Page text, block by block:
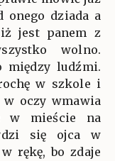
onego dziada a
jest panem z
wolno.
między ludźmi.
w szkole i
oczy wmawia
w mieście na
się ojca w
rękę, bo zdaje